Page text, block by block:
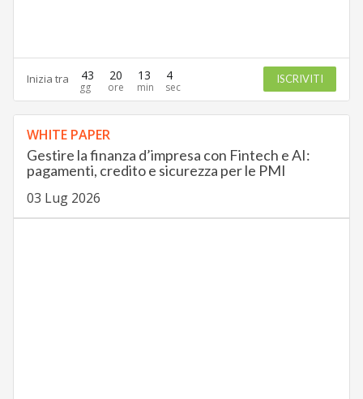
Inizia tra 43 20 13 3 ISCRIVITI
WHITE PAPER
Gestire la finanza d’impresa con Fintech e AI:
pagamenti, credito e sicurezza per le PMI
03 Lug 2026